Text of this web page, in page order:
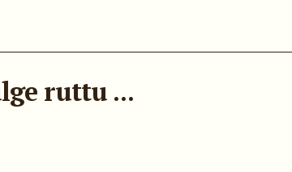
ruttu ...